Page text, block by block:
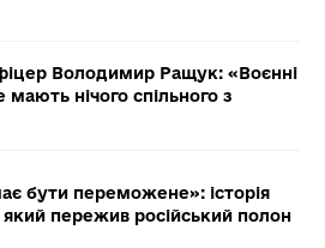
Володимир Ращук: «Воєнні
нічого спільного з
бути переможене»: історія
який пережив російський полон